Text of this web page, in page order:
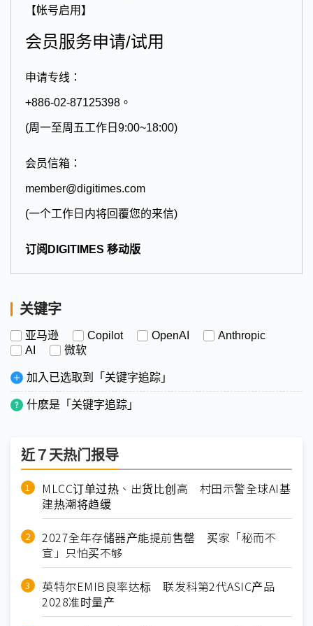
【帐号启用】
会员服务申请/试用
申请专线：
+886-02-87125398。
(周一至周五工作日9:00~18:00)
会员信箱：
member@digitimes.com
(一个工作日内将回覆您的来信)
订阅DIGITIMES 移动版
关键字
亚马逊 Copilot OpenAI
Anthropic
AI
微软
加入已选取到「关键字追踪」
什麽是「关键字追踪」
近７天热门报导
MLCC订单过热、出货比创高 村田示警全球AI基
建热潮将趋缓
2027全年存储器产能提前售罄 买家「秘而不
宣」只怕买不够
英特尔EMIB良率达标 联发科第2代ASIC产品
2028准时量产